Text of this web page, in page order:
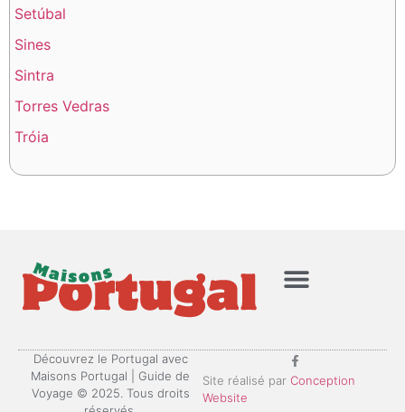
Setúbal
Sines
Sintra
Torres Vedras
Tróia
Découvrez le Portugal avec
Maisons Portugal | Guide de
Voyage © 2025. Tous droits
Site réalisé par Conception
Website